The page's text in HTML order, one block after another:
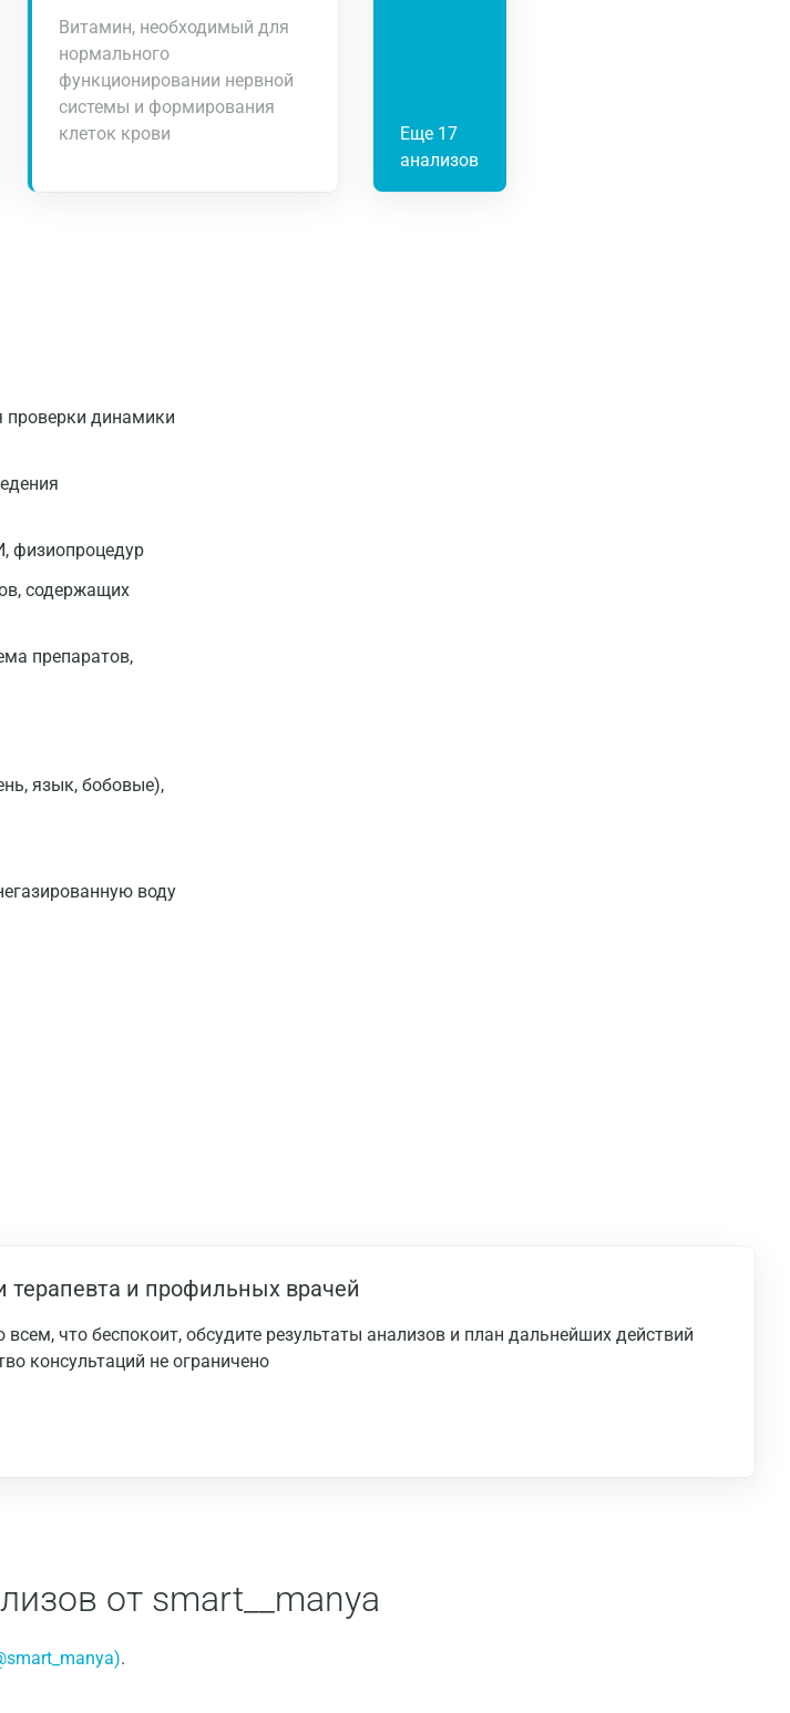
Витамин, необходимый для
нормального
функционировании нервной
системы и формирования
клеток крови
Еще 17
анализов
проверки динамики
физиопроцедур
содержащих
препаратов,
язык, бобовые),
воду
терапевта и профильных врачей
что беспокоит, обсудите результаты анализов и план дальнейших действий
консультаций не ограничено
от smart__manya
.